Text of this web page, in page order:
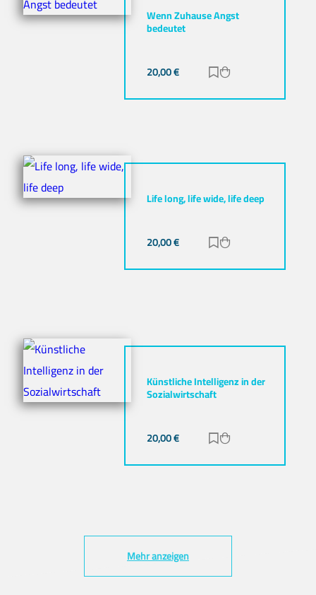
Wenn Zuhause Angst
bedeutet
20,00€ Zur Merkliste
Life long, life wide, life deep
20,00€ Zur Merkliste
Künstliche Intelligenz in der
Sozialwirtschaft
20,00€ Zur Merkliste
Mehr anzeigen